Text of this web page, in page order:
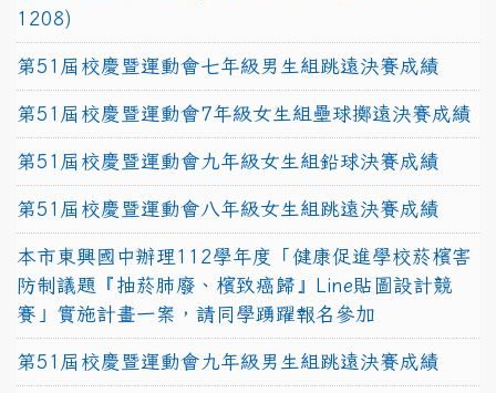
1208)
第51屆校慶暨運動會七年級男生組跳遠決賽成績
第51屆校慶暨運動會7年級女生組壘球擲遠決賽成績
第51屆校慶暨運動會九年級女生組鉛球決賽成績
第51屆校慶暨運動會八年級女生組跳遠決賽成績
本市東興國中辦理112學年度「健康促進學校菸檳害
防制議題『抽菸肺廢、檳致癌歸』Line貼圖設計競
賽」實施計畫一案，請同學踴躍報名參加
第51屆校慶暨運動會九年級男生組跳遠決賽成績